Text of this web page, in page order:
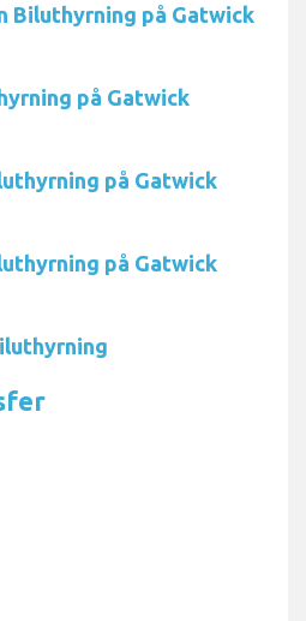
Biluthyrning på Gatwick
på Gatwick
på Gatwick
på Gatwick